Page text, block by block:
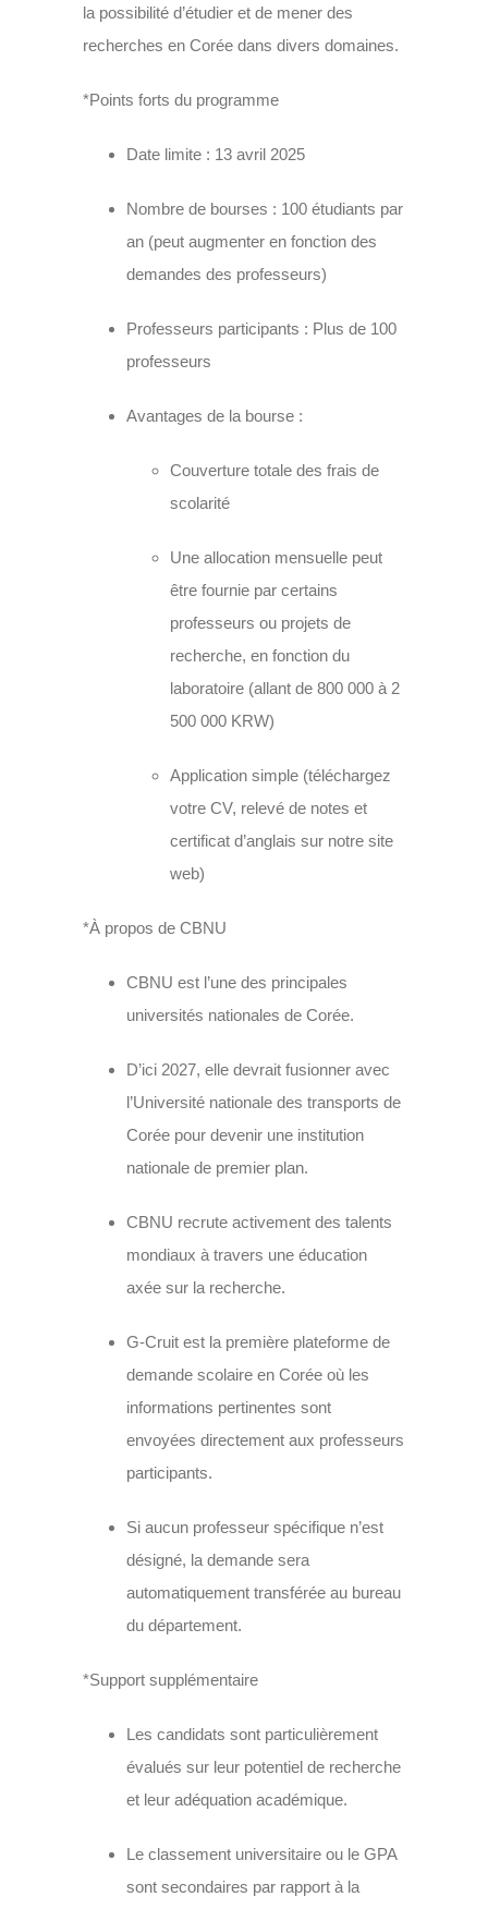
la possibilité d’étudier et de mener des
recherches en Corée dans divers domaines.
*Points forts du programme
Date limite : 13 avril 2025
Nombre de bourses : 100 étudiants par
an (peut augmenter en fonction des
demandes des professeurs)
Professeurs participants : Plus de 100
professeurs
Avantages de la bourse :
Couverture totale des frais de
scolarité
Une allocation mensuelle peut
être fournie par certains
professeurs ou projets de
recherche, en fonction du
laboratoire (allant de 800 000 à 2
500 000 KRW)
Application simple (téléchargez
votre CV, relevé de notes et
certificat d’anglais sur notre site
web)
*À propos de CBNU
CBNU est l’une des principales
universités nationales de Corée.
D’ici 2027, elle devrait fusionner avec
l’Université nationale des transports de
Corée pour devenir une institution
nationale de premier plan.
CBNU recrute activement des talents
mondiaux à travers une éducation
axée sur la recherche.
G-Cruit est la première plateforme de
demande scolaire en Corée où les
informations pertinentes sont
envoyées directement aux professeurs
participants.
Si aucun professeur spécifique n’est
désigné, la demande sera
automatiquement transférée au bureau
du département.
*Support supplémentaire
Les candidats sont particulièrement
évalués sur leur potentiel de recherche
et leur adéquation académique.
Le classement universitaire ou le GPA
sont secondaires par rapport à la